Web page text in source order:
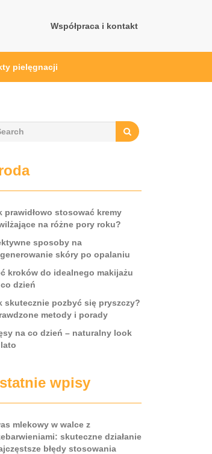
Współpraca i kontakt
pielęgnacji
prawidłowo stosować kremy
na różne pory roku?
sposoby na
skóry po opalaniu
kroków do idealnego makijażu
dzień
skutecznie pozbyć się pryszczy?
metody i porady
na co dzień – naturalny look
wpisy
mlekowy w walce z
skuteczne działanie
błędy stosowania